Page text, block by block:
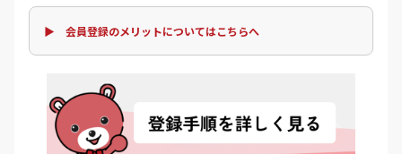
▶ 会員登録のメリットについてはこちらへ